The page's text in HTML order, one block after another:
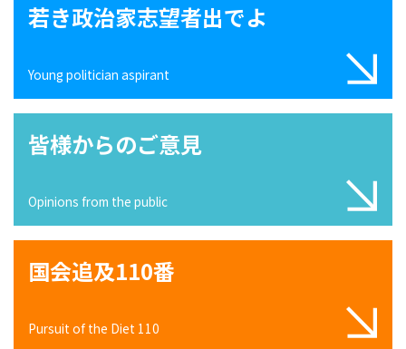
若き政治家志望者出でよ
Young politician aspirant
皆様からのご意見
Opinions from the public
国会追及110番
Pursuit of the Diet 110